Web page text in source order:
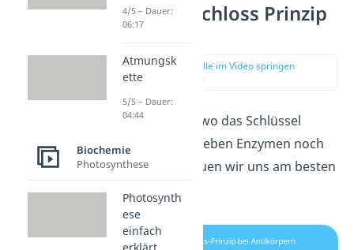
Schlüssel Schloss Prinzip
Beispiel
zur Stelle im Video springen
(02:33)
Damit du weißt, wo das Schlüssel
Schloss Prinzip neben Enzymen noch
vorkommt, schauen wir uns am besten
ein Beispiel an.
4/5 – Dauer:
06:17
Atmungsk
ette
5/5 – Dauer:
04:44
Biochemie
Photosynthese
Photosynth
ese
einfach